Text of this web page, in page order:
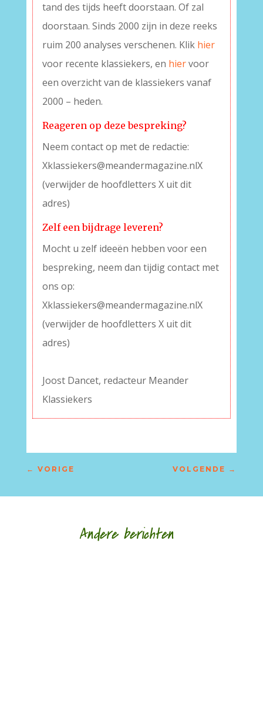
tand des tijds heeft doorstaan. Of zal
doorstaan. Sinds 2000 zijn in deze reeks
ruim 200 analyses verschenen. Klik hier
voor recente klassiekers, en hiervoor
een overzicht van de klassiekers vanaf
2000 – heden.
Reageren op deze bespreking?
Neem contact op met de redactie:
Xklassiekers@meandermagazine.nlX
(verwijder de hoofdletters X uit dit
adres)
Zelf een bijdrage leveren?
Mocht u zelf ideeën hebben voor een
bespreking, neem dan tijdig contact met
ons op:
Xklassiekers@meandermagazine.nlX
(verwijder de hoofdletters X uit dit
adres)
Joost Dancet, redacteur Meander
Klassiekers
← VORIGE VOLGENDE →
Andere berichten